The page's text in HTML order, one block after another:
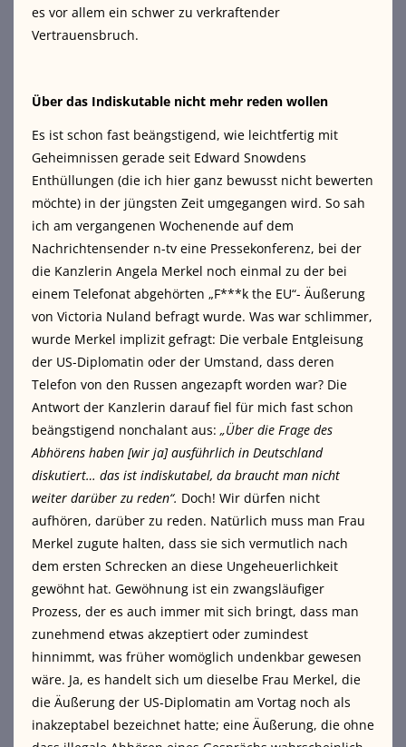
es vor allem ein schwer zu verkraftender
Vertrauensbruch.
Über das Indiskutable nicht mehr reden wollen
Es ist schon fast beängstigend, wie leichtfertig mit
Geheimnissen gerade seit Edward Snowdens
Enthüllungen (die ich hier ganz bewusst nicht bewerten
möchte) in der jüngsten Zeit umgegangen wird. So sah
ich am vergangenen Wochenende auf dem
Nachrichtensender n-tv eine Pressekonferenz, bei der
die Kanzlerin Angela Merkel noch einmal zu der bei
einem Telefonat abgehörten „F***k the EU“- Äußerung
von Victoria Nuland befragt wurde. Was war schlimmer,
wurde Merkel implizit gefragt: Die verbale Entgleisung
der US-Diplomatin oder der Umstand, dass deren
Telefon von den Russen angezapft worden war? Die
Antwort der Kanzlerin darauf fiel für mich fast schon
beängstigend nonchalant aus: „Über die Frage des
Abhörens haben [wir ja] ausführlich in Deutschland
diskutiert… das ist indiskutabel, da braucht man nicht
weiter darüber zu reden“. Doch! Wir dürfen nicht
aufhören, darüber zu reden. Natürlich muss man Frau
Merkel zugute halten, dass sie sich vermutlich nach
dem ersten Schrecken an diese Ungeheuerlichkeit
gewöhnt hat. Gewöhnung ist ein zwangsläufiger
Prozess, der es auch immer mit sich bringt, dass man
zunehmend etwas akzeptiert oder zumindest
hinnimmt, was früher womöglich undenkbar gewesen
wäre. Ja, es handelt sich um dieselbe Frau Merkel, die
die Äußerung der US-Diplomatin am Vortag noch als
inakzeptabel bezeichnet hatte; eine Äußerung, die ohne